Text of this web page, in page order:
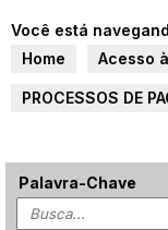
Você está
Home
Acesso
PROCESSOS DE
Palavra-Chave